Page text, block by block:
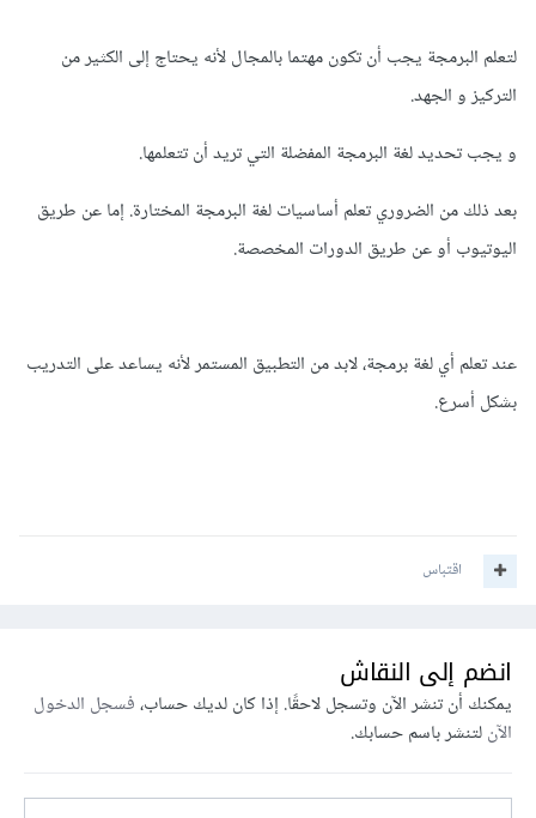
لتعلم البرمجة يجب أن تكون مهتما بالمجال لأنه يحتاج إلى الكثير من
التركيز و الجهد.
و يجب تحديد لغة البرمجة المفضلة التي تريد أن تتعلمها.
بعد ذلك من الضروري تعلم أساسيات لغة البرمجة المختارة. إما عن طريق
اليوتيوب أو عن طريق الدورات المخصصة.
عند تعلم أي لغة برمجة، لابد من التطبيق المستمر لأنه يساعد على التدريب
بشكل أسرع.
اقتباس
انضم إلى النقاش
يمكنك أن تنشر الآن وتسجل لاحقًا. إذا كان لديك حساب،فسجل الدخول
الآنلتنشر باسم حسابك.